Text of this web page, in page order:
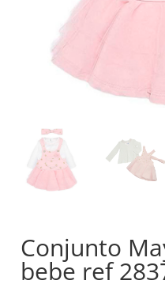
Conjunto
bebe ref